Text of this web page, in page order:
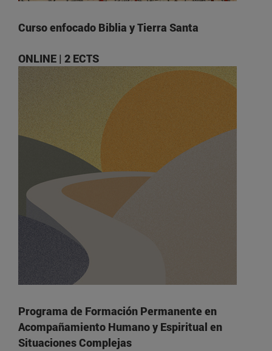
Curso enfocado Biblia y Tierra Santa
ONLINE | 2 ECTS
Programa de Formación Permanente en
Acompañamiento Humano y Espiritual en
Situaciones Complejas